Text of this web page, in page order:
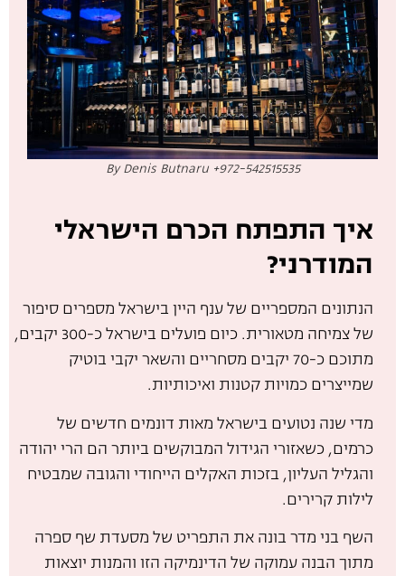
איך התפתח הכרם הישראלי
המודרני?
הנתונים המספריים של ענף היין בישראל מספרים סיפור
של צמיחה מטאורית. כיום פועלים בישראל כ-300 יקבים,
מתוכם כ-70 יקבים מסחריים והשאר יקבי בוטיק
שמייצרים כמויות קטנות ואיכותיות.
מדי שנה נטועים בישראל מאות דונמים חדשים של
כרמים, כשאזורי הגידול המבוקשים ביותר הם הרי יהודה
והגליל העליון, בזכות האקלים הייחודי והגובה שמבטיח
לילות קרירים.
השף בני מדר בונה את התפריט של מסעדת שף ספרה
מתוך הבנה עמוקה של הדינמיקה הזו והמנות יוצאות
By Denis Butnaru +972-542515535